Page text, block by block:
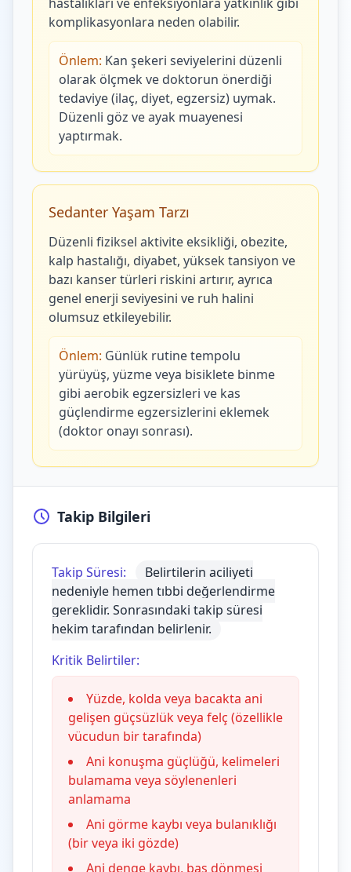
komplikasyonlara neden olabilir.
Önlem: Kan şekeri seviyelerini düzenli
olarak ölçmek ve doktorun önerdiği
tedaviye (ilaç, diyet, egzersiz) uymak.
Düzenli göz ve ayak muayenesi
yaptırmak.
Sedanter Yaşam Tarzı
Düzenli fiziksel aktivite eksikliği, obezite,
kalp hastalığı, diyabet, yüksek tansiyon ve
bazı kanser türleri riskini artırır, ayrıca
genel enerji seviyesini ve ruh halini
olumsuz etkileyebilir.
Önlem: Günlük rutine tempolu
yürüyüş, yüzme veya bisiklete binme
gibi aerobik egzersizleri ve kas
güçlendirme egzersizlerini eklemek
(doktor onayı sonrası).
Takip Bilgileri
Takip Süresi:
Belirtilerin aciliyeti
nedeniyle hemen tıbbi değerlendirme
gereklidir. Sonrasındaki takip süresi
hekim tarafından belirlenir.
Kritik Belirtiler:
Yüzde, kolda veya bacakta ani
gelişen güçsüzlük veya felç (özellikle
vücudun bir tarafında)
Ani konuşma güçlüğü, kelimeleri
bulamama veya söylenenleri
anlamama
Ani görme kaybı veya bulanıklığı
(bir veya iki gözde)
Ani denge kaybı, baş dönmesi